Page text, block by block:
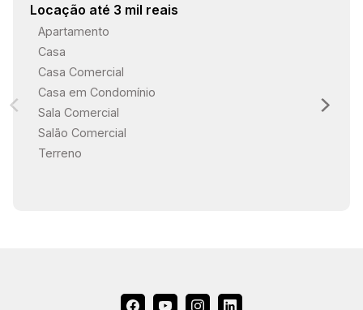
Locação até 3 mil reais
Apartamento
Casa
Casa Comercial
Casa em Condomínio
Sala Comercial
Salão Comercial
Terreno